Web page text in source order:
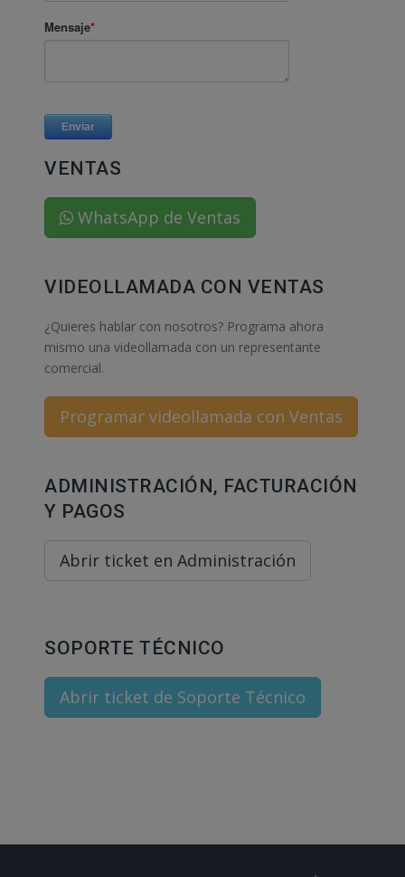
VENTAS
WhatsApp de Ventas
VIDEOLLAMADA CON VENTAS
¿Quieres hablar con nosotros? Programa ahora
mismo una videollamada con un representante
comercial.
Programar videollamada con Ventas
ADMINISTRACIÓN, FACTURACIÓN
Y PAGOS
Abrir ticket en Administración
SOPORTE TÉCNICO
Abrir ticket de Soporte Técnico